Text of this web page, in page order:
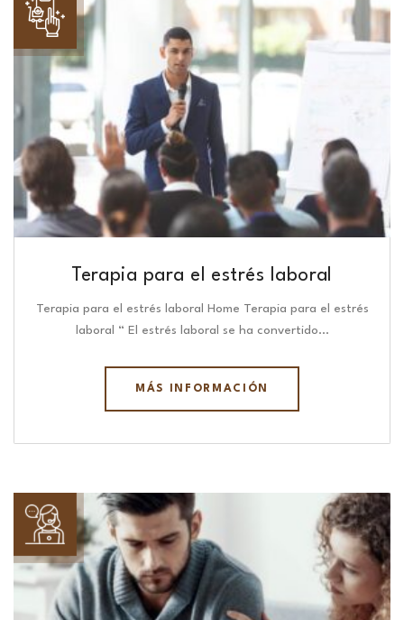
Terapia para el estrés laboral
Terapia para el estrés laboral Home Terapia para el estrés
laboral “ El estrés laboral se ha convertido…
MÁS INFORMACIÓN